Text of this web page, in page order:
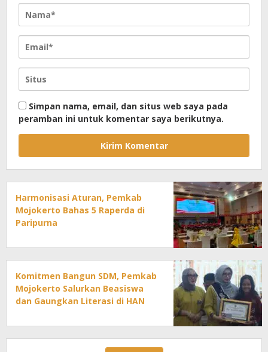
Simpan nama, email, dan situs web saya pada
peramban ini untuk komentar saya berikutnya.
Harmonisasi Aturan, Pemkab
Mojokerto Bahas 5 Raperda di
Paripurna
Komitmen Bangun SDM, Pemkab
Mojokerto Salurkan Beasiswa
dan Gaungkan Literasi di HAN